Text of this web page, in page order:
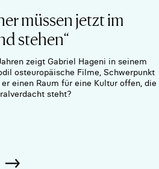
müssen jetzt im
stehen“
zeigt Gabriel Hageni in seinem
osteuropäische Filme, Schwerpunkt
einen Raum für eine Kultur offen, die
steht?